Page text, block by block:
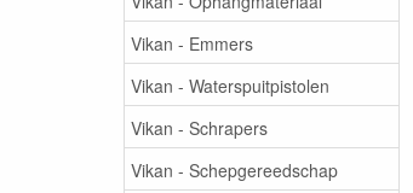
Vikan - Emmers
Vikan - Waterspuitpistolen
Vikan - Schrapers
Vikan - Schepgereedschap